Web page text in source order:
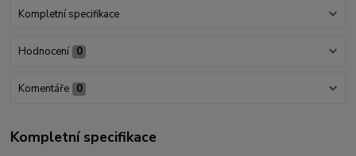
Kompletní specifikace
Hodnocení 0
Komentáře 0
Kompletní specifikace